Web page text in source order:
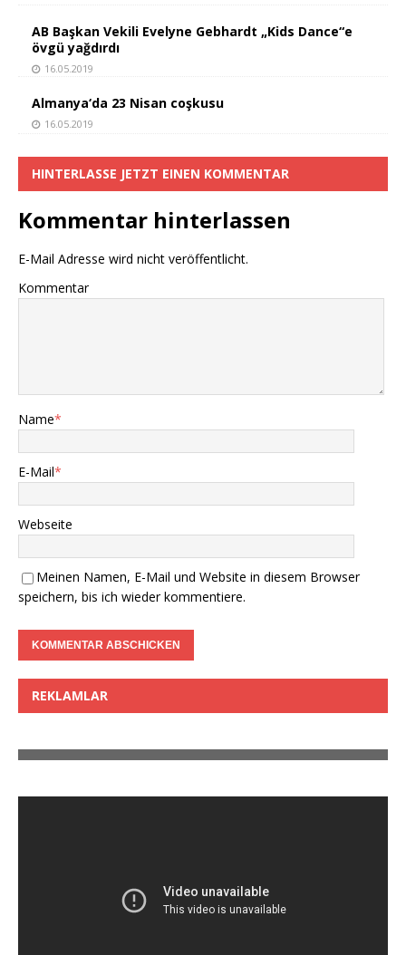
AB Başkan Vekili Evelyne Gebhardt „Kids Dance“e
övgü yağdırdı
16.05.2019
Almanya‘da 23 Nisan coşkusu
16.05.2019
HINTERLASSE JETZT EINEN KOMMENTAR
Kommentar hinterlassen
E-Mail Adresse wird nicht veröffentlicht.
Kommentar
Name*
E-Mail*
Webseite
Meinen Namen, E-Mail und Website in diesem Browser
speichern, bis ich wieder kommentiere.
REKLAMLAR